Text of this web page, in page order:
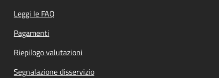
Leggi le FAQ
Pagamenti
Riepilogo valutazioni
Segnalazione disservizio